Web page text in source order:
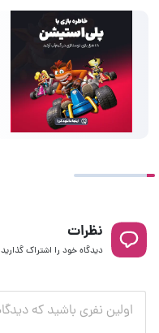
نظرات
دیدگاه خود را اشتراک گذارید